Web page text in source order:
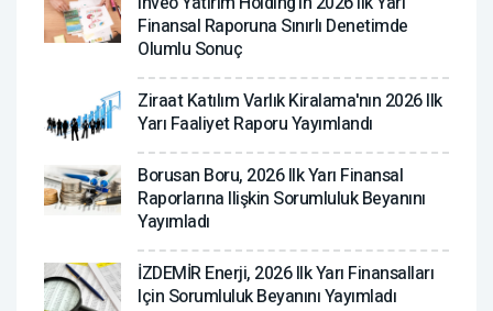
Finansal Raporuna Sınırlı Denetimde
Olumlu Sonuç
Ziraat Katılım Varlık Kiralama'nın 2026 Ilk
Yarı Faaliyet Raporu Yayımlandı
Borusan Boru, 2026 Ilk Yarı Finansal
Raporlarına Ilişkin Sorumluluk Beyanını
Yayımladı
İZDEMİR Enerji, 2026 Ilk Yarı Finansalları
Için Sorumluluk Beyanını Yayımladı